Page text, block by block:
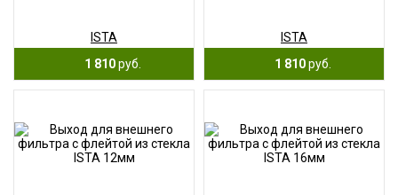
ISTA
1 810руб.
ISTA
1 810руб.